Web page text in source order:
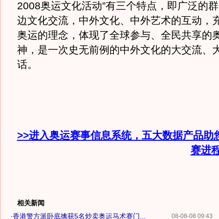
2008奥运文化活动”有三个特点，即广泛的
边文化交流，中外文化、中外艺术的互动，
奥运的理念，体现了全球参与、全民共享的
神，是一次史无前例的中外文化的大交流、
话。
>>进入奥运赛事信息系统，五大数据产品助
赛进
相关新闻
08-08-08 09:43
·香港警方派卧底擒获5名炒卖奥运马术赛门...